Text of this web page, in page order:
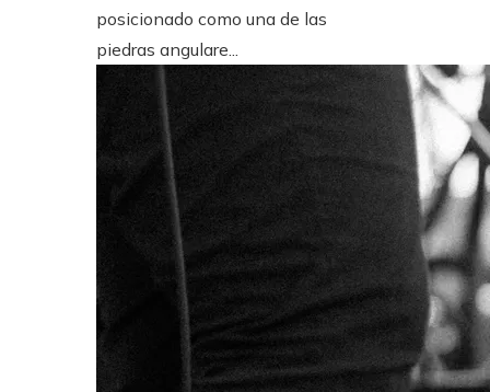
posicionado como una de las
piedras angulare...